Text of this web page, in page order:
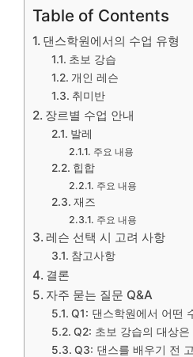
Table of Contents
댄스학원에서의 수업 유형
초보 강습
개인 레슨
취미반
장르별 수업 안내
발레
주요 내용
힙합
주요 내용
재즈
주요 내용
레슨 선택 시 고려 사항
참고사항
결론
자주 묻는 질문 Q&A
Q1: 댄스학원에서 어떤
Q2: 초보 강습의 대상은
Q3: 댄스를 배우기 전